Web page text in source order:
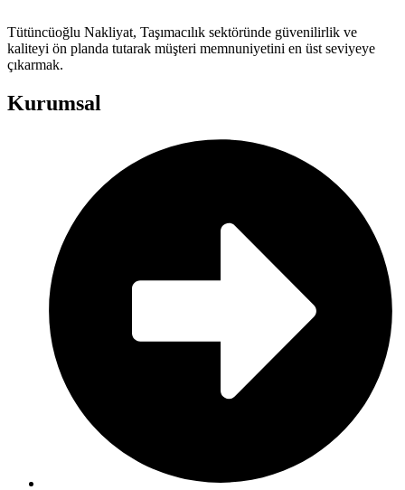
Tütüncüoğlu Nakliyat, Taşımacılık sektöründe güvenilirlik ve
kaliteyi ön planda tutarak müşteri memnuniyetini en üst seviyeye
çıkarmak.
Kurumsal